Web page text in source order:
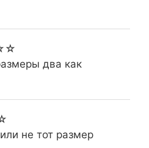
два как
не тот размер